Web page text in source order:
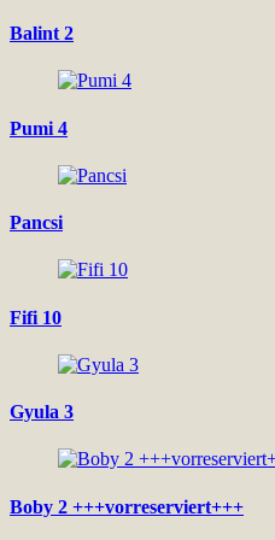
Balint 2
Pumi 4
Pancsi
Fifi 10
Gyula 3
Boby 2 +++vorreserviert+++